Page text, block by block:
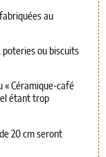
au
poteries ou biscuits
« Céramique-café
étant trop
20 cm seront